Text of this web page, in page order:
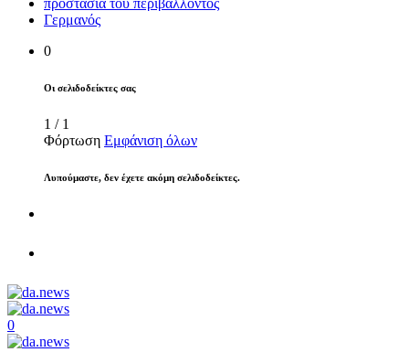
προστασία του περιβάλλοντος
Γερμανός
0
Οι σελιδοδείκτες σας
1 / 1
Φόρτωση Εμφάνιση όλων
Λυπούμαστε, δεν έχετε ακόμη σελιδοδείκτες.
0